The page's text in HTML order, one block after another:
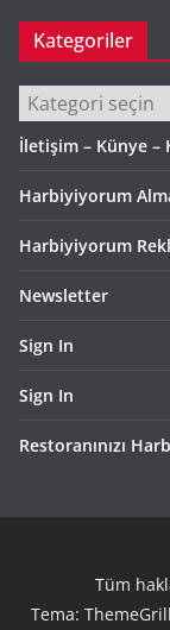
Kategoriler
Kategoriler
İletişim – Künye –
Harbiyiyorum
Harbiyiyorum
Newsletter
Sign In
Sign In
Restoranınızı
Tüm
Tema: